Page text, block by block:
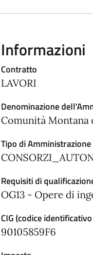
Informazioni
Contratto
LAVORI
Denominazione
Comunità Montana
Tipo di Amministrazione
Requisiti di
OG13 - Opere di
CIG (codice
90105859F6